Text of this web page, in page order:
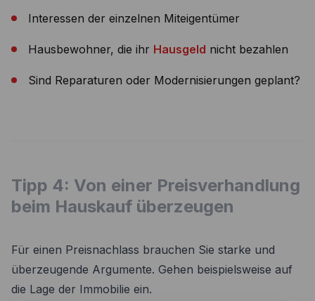
Interessen der einzelnen Miteigentümer
Hausbewohner, die ihr Hausgeld nicht bezahlen
Sind Reparaturen oder Modernisierungen geplant?
Tipp 4: Von einer Preisverhandlung
beim Hauskauf überzeugen
Für einen Preisnachlass brauchen Sie starke und
überzeugende Argumente. Gehen beispielsweise auf
die Lage der Immobilie ein.